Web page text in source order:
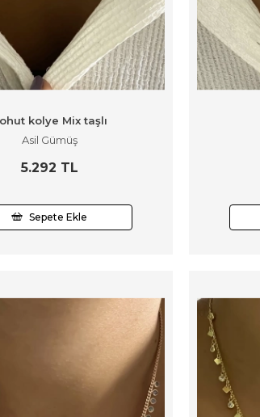
kolye Mix taşlı
Asil Gümüş
5.292 TL
Sepete Ekle